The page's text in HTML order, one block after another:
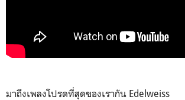
มาถึงเพลงโปรดที่สุดของเรากัน Edelweiss